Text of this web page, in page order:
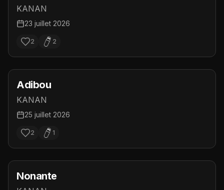
KANAN
23 juillet 2026
2 2
Adibou
KANAN
25 juillet 2026
2 1
Nonante